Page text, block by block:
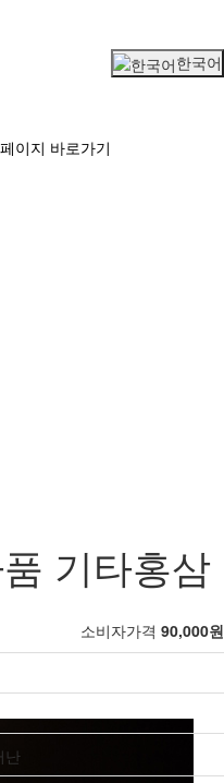
한국어
이지 바로가기
기타홍삼
소비자가격 90,000원